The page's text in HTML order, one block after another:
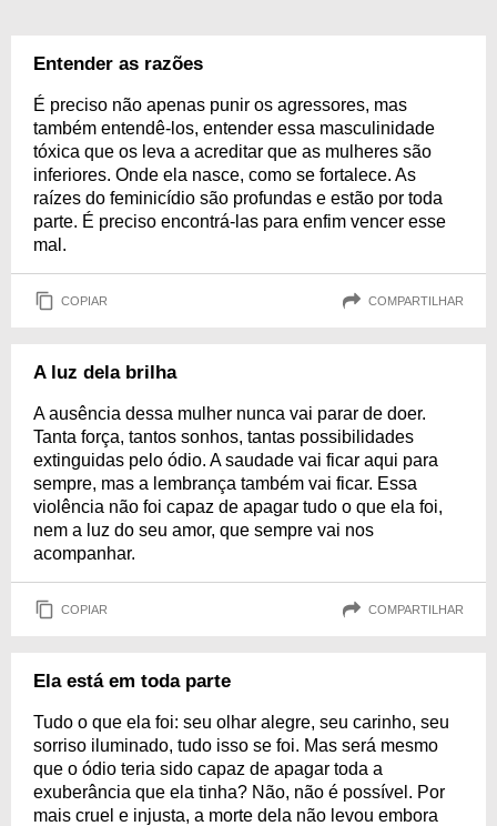
Entender as razões
É preciso não apenas punir os agressores, mas
também entendê-los, entender essa masculinidade
tóxica que os leva a acreditar que as mulheres são
inferiores. Onde ela nasce, como se fortalece. As
raízes do feminicídio são profundas e estão por toda
parte. É preciso encontrá-las para enfim vencer esse
mal.
COPIAR COMPARTILHAR
A luz dela brilha
A ausência dessa mulher nunca vai parar de doer.
Tanta força, tantos sonhos, tantas possibilidades
extinguidas pelo ódio. A saudade vai ficar aqui para
sempre, mas a lembrança também vai ficar. Essa
violência não foi capaz de apagar tudo o que ela foi,
nem a luz do seu amor, que sempre vai nos
acompanhar.
COPIAR COMPARTILHAR
Ela está em toda parte
Tudo o que ela foi: seu olhar alegre, seu carinho, seu
sorriso iluminado, tudo isso se foi. Mas será mesmo
que o ódio teria sido capaz de apagar toda a
exuberância que ela tinha? Não, não é possível. Por
mais cruel e injusta, a morte dela não levou embora